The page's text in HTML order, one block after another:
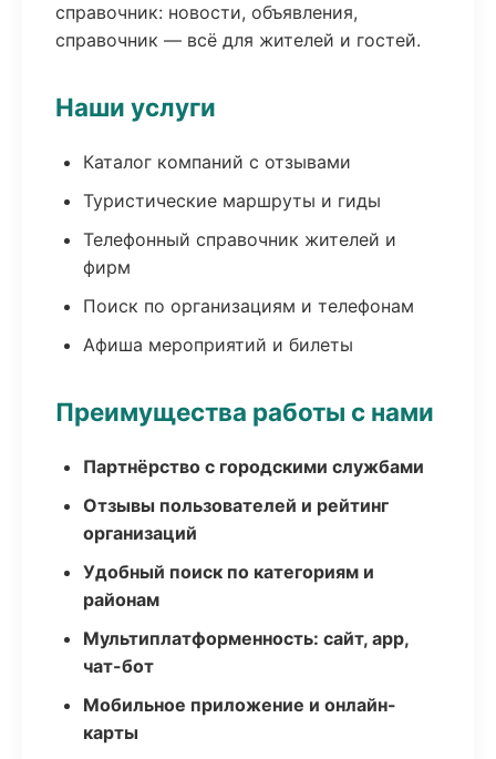
справочник: новости, объявления,
справочник — всё для жителей и гостей.
Наши услуги
Каталог компаний с отзывами
Туристические маршруты и гиды
Телефонный справочник жителей и
фирм
Поиск по организациям и телефонам
Афиша мероприятий и билеты
Преимущества работы с нами
Партнёрство с городскими службами
Отзывы пользователей и рейтинг
организаций
Удобный поиск по категориям и
районам
Мультиплатформенность: сайт, app,
чат-бот
Мобильное приложение и онлайн-
карты